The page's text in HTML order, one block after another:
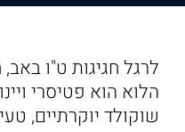
הלוא הוא פטיסרי
שוקולד יוקרתיים,